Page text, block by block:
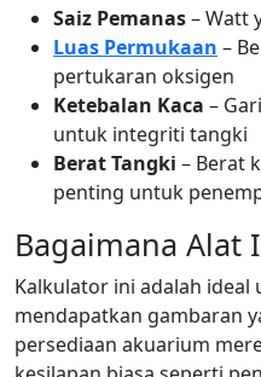
Saiz Pemanas– Watt
Luas Permukaan –
pertukaran oksigen
Ketebalan Kaca –
untuk integriti tangki
Berat Tangki – Berat
penting untuk
Bagaimana Alat
Kalkulator ini adalah
mendapatkan gambaran
persediaan akuarium